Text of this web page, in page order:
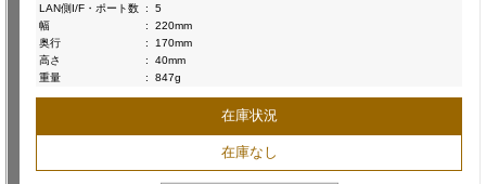
LAN側I/F・ポート数 :
5
幅
:
220mm
奥行
:
170mm
高さ
:
40mm
重量
: 847g
在庫状況
在庫なし